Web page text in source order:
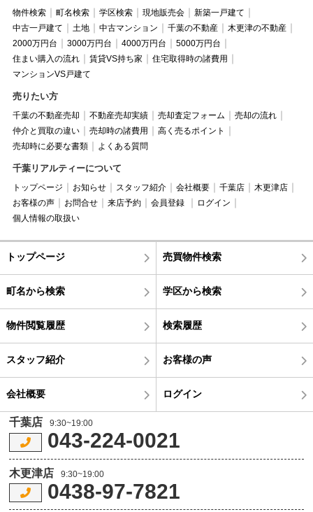
物件検索 町名検索 学区検索 現地販売会
新築一戸建て
中古一戸建て
土地 中古マンション 千葉の不動産
木更津の不動産
2000万円台
3000万円台 4000万円台
5000万円台
住まい購入の流れ
賃貸VS持ち家
住宅取得時の諸費用
マンションVS戸建て
売りたい方
千葉の不動産売却 不動産売却実績 売却査定フォーム
売却の流れ
仲介と買取の違い
売却時の諸費用
高く売るポイント
売却時に必要な書類
よくある質問
千葉リアルティーについて
トップページ お知らせ スタッフ紹介 会社概要 千葉店
木更津店
お客様の声
お問合せ 来店予約 会員登録
ログイン
個人情報の取扱い
トップページ 売買物件検索
町名から検索 学区から検索
物件閲覧履歴 検索履歴
スタッフ紹介 お客様の声
会社概要 ログイン
千葉店 9:30~19:00
043-224-0021
木更津店 9:30~19:00
0438-97-7821